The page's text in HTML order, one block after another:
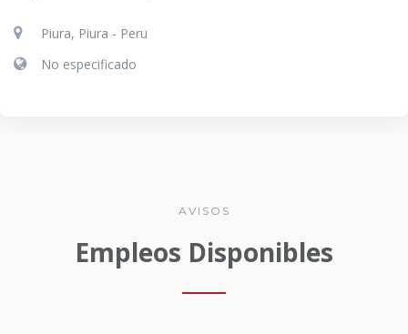
Piura, Piura - Peru
No especificado
AVISOS
Empleos Disponibles